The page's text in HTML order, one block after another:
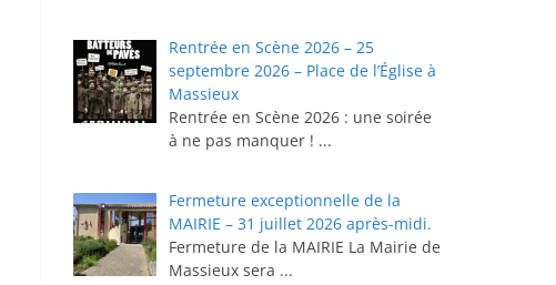
Rentrée en Scène 2026 – 25
septembre 2026 – Place de l’Église à
Massieux
Rentrée en Scène 2026 : une soirée
à ne pas manquer ! ...
Fermeture exceptionnelle de la
MAIRIE – 31 juillet 2026 après-midi.
Fermeture de la MAIRIE La Mairie de
Massieux sera ...